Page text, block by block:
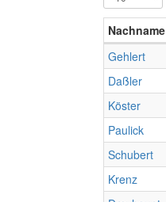
Nachname
Gehlert
Daßler
Köster
Paulick
Schubert
Krenz